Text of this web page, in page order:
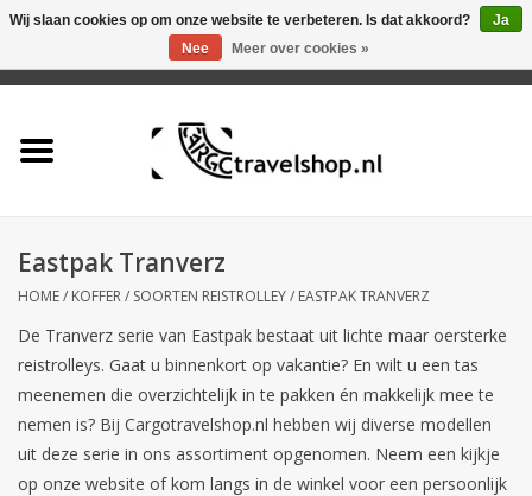
Tas
Accessoires
Eastpak Tranverz
HOME/ KOFFER/ SOORTEN REISTROLLEY/ EASTPAK TRANVERZ
De Tranverz serie van Eastpak bestaat uit lichte maar oersterke
reistrolleys. Gaat u binnenkort op vakantie? En wilt u een tas
meenemen die overzichtelijk in te pakken én makkelijk mee te
nemen is? Bij Cargotravelshop.nl hebben wij diverse modellen
uit deze serie in ons assortiment opgenomen. Neem een kijkje
op onze website of kom langs in de winkel voor een persoonlijk
Wij slaan cookies op om onze website te verbeteren. Is dat akkoord?
Ja
Nee
Meer over cookies »